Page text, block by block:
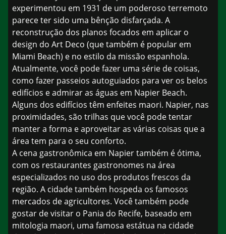
experimentou em 1931 de um poderoso terremoto
parece ter sido uma bênção disfarçada. A
reconstrução dos planos focados em aplicar o
design do Art Deco (que também é popular em
Miami Beach) e no estilo da missão espanhola.
Atualmente, você pode fazer uma série de coisas,
como fazer passeios autoguiados para ver os belos
edifícios e admirar as águas em Napier Beach.
Alguns dos edifícios têm enfeites maori. Napier, nas
proximidades, são trilhas que você pode tentar
manter a forma e aproveitar as várias coisas que a
área tem para o seu conforto.
A cena gastronômica em Napier também é ótima,
com os restaurantes gastronomes na área
especializados no uso dos produtos frescos da
região. A cidade também hospeda os famosos
mercados de agricultores. Você também pode
gostar de visitar o Pania do Recife, baseado em
mitologia maori, uma famosa estátua na cidade